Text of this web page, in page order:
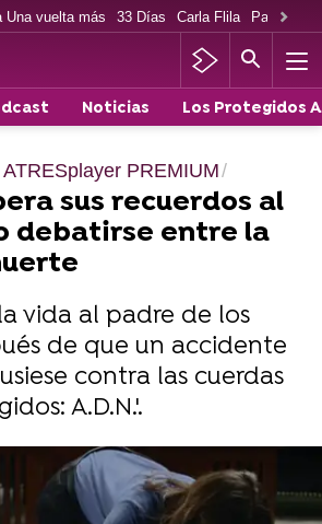
Una vuelta más 33 Días Carla Flila Paco
Noticias Los Protegidos
PREMIUM
sus recuerdos al
debatirse entre la
vida al padre de los
de que un accidente
contra las cuerdas
A.D.N.'.
Protegidos A.D.N. en
PREMIUM